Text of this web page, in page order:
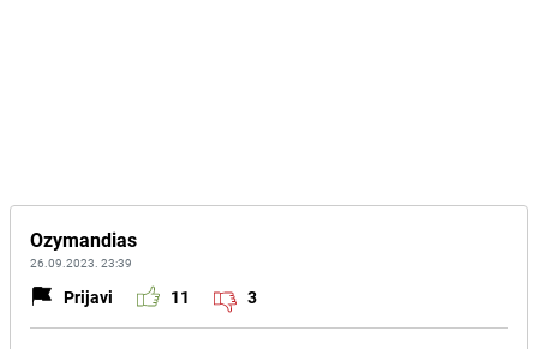
Ozymandias
26.09.2023. 23:39
Prijavi 11 3